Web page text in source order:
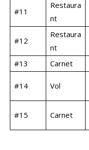
#11
Restaura
nt
#12
Restaura
nt
#13 Carnet
#14 Vol
#15 Carnet